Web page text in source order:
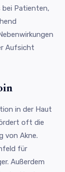
bei Patienten,
Aufsicht
in der Haut
oft die
von Akne.
für
Außerdem